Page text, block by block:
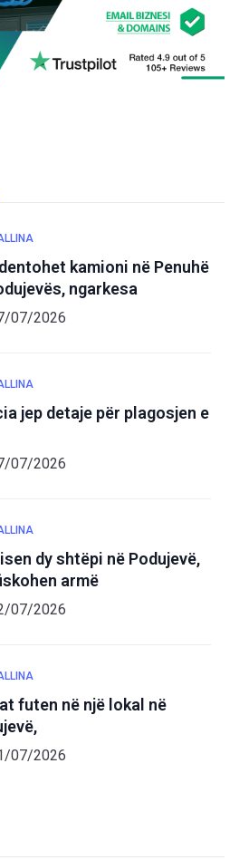
kamioni në Penuhë
ngarkesa
07/2026
jep detaje për plagosjen e
07/2026
dy shtëpi në Podujevë,
armë
07/2026
futen në një lokal në
07/2026